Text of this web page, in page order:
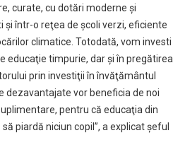
curate, cu dotări moderne şi
şi într-o reţea de şcoli verzi, eficiente
climatice. Totodată, vom investi
educaţie timpurie, dar şi în pregătirea
prin investiţii în învăţământul
dezavantajate vor beneficia de noi
pentru că educaţia din
piardă niciun copil”, a explicat şeful